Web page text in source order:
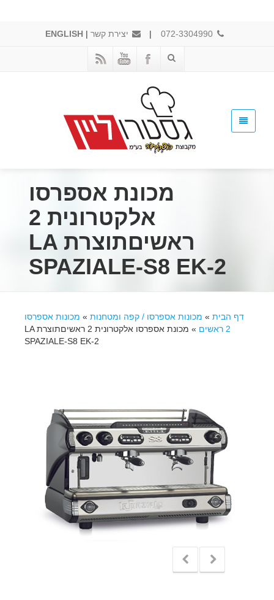
072-3304990
| יצירת קשר |
ENGLISH
מכונת אספרסו
אלקטרונית 2
ראשיםתוצרת LA
SPAZIALE-S8 EK-2
דף הבית » מכונות אספרסו / קפה ומטחנות » מכונות אספרסו
2 ראשים
»
מכונת אספרסו אלקטרונית 2 ראשיםתוצרת LA
SPAZIALE-S8 EK-2